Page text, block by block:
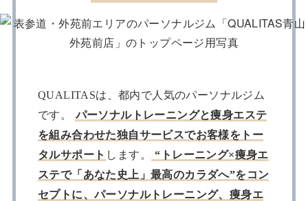
QUALITASは、都内で人気のパーソナルジム
です。 パーソナルトレーニングと痩身エステ
を組み合わせた独自サービスでお客様をトー
タルサポート します。
“トレーニング×痩身エ
ステで「あなた史上」最高のカラダへ”をコン
セプトに、パーソナルトレーニング、痩身エ